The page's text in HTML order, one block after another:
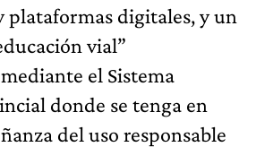
plataformas digitales, y un
vial”
el Sistema
donde se tenga en
del uso responsable